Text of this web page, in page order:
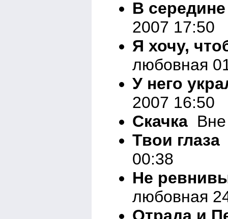
В
2007 17:50
Я хочу,
любовная
У него
2007 16:50
Скачка
Твои глаза
00:38
Не
любовная
Отрада и